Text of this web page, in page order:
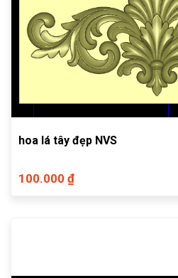
hoa lá tây đẹp NVS
100.000 ₫